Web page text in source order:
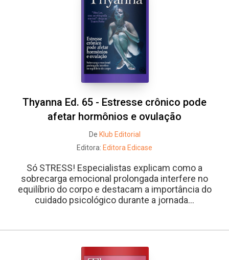
Thyanna Ed. 65 - Estresse crônico pode
afetar hormônios e ovulação
De Klub Editorial
Editora: Editora Edicase
Só STRESS! Especialistas explicam como a
sobrecarga emocional prolongada interfere no
equilíbrio do corpo e destacam a importância do
cuidado psicológico durante a jornada...